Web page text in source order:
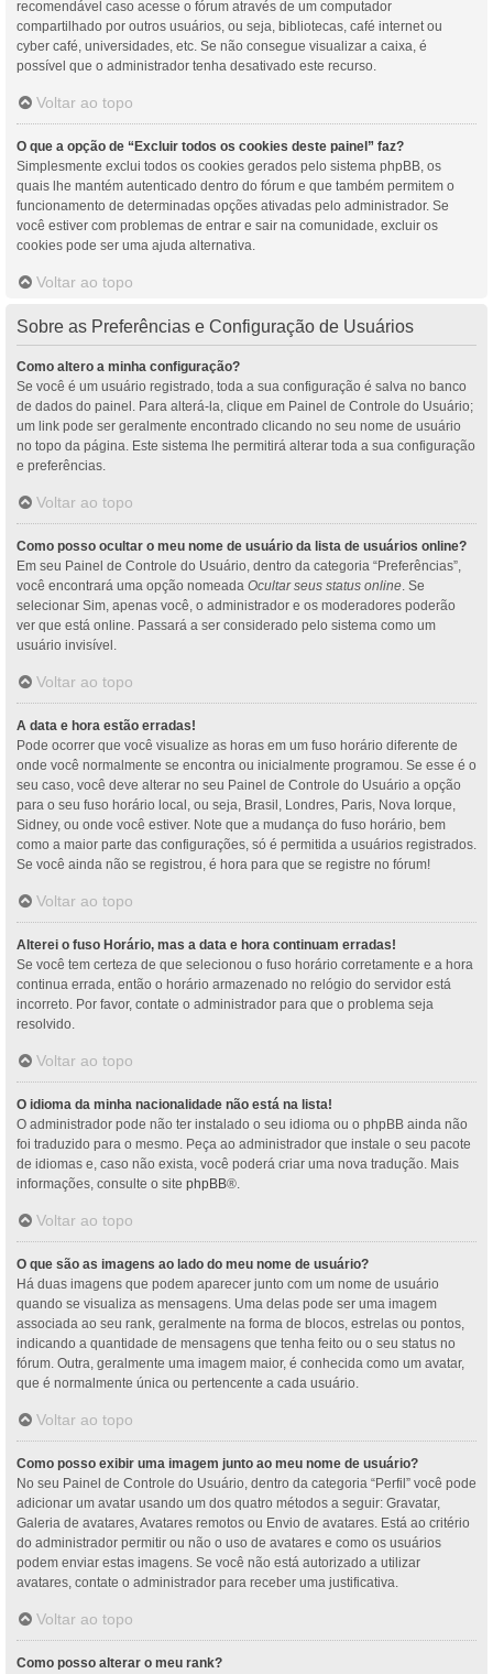
recomendável caso acesse o fórum através de um computador
compartilhado por outros usuários, ou seja, bibliotecas, café internet ou
cyber café, universidades, etc. Se não consegue visualizar a caixa, é
possível que o administrador tenha desativado este recurso.
Voltar ao topo
O que a opção de “Excluir todos os cookies deste painel” faz?
Simplesmente exclui todos os cookies gerados pelo sistema phpBB, os
quais lhe mantém autenticado dentro do fórum e que também permitem o
funcionamento de determinadas opções ativadas pelo administrador. Se
você estiver com problemas de entrar e sair na comunidade, excluir os
cookies pode ser uma ajuda alternativa.
Voltar ao topo
Sobre as Preferências e Configuração de Usuários
Como altero a minha configuração?
Se você é um usuário registrado, toda a sua configuração é salva no banco
de dados do painel. Para alterá-la, clique em Painel de Controle do Usuário;
um link pode ser geralmente encontrado clicando no seu nome de usuário
no topo da página. Este sistema lhe permitirá alterar toda a sua configuração
e preferências.
Voltar ao topo
Como posso ocultar o meu nome de usuário da lista de usuários online?
Em seu Painel de Controle do Usuário, dentro da categoria “Preferências”,
você encontrará uma opção nomeada Ocultar seus status online. Se
selecionar Sim, apenas você, o administrador e os moderadores poderão
ver que está online. Passará a ser considerado pelo sistema como um
usuário invisível.
Voltar ao topo
A data e hora estão erradas!
Pode ocorrer que você visualize as horas em um fuso horário diferente de
onde você normalmente se encontra ou inicialmente programou. Se esse é o
seu caso, você deve alterar no seu Painel de Controle do Usuário a opção
para o seu fuso horário local, ou seja, Brasil, Londres, Paris, Nova Iorque,
Sidney, ou onde você estiver. Note que a mudança do fuso horário, bem
como a maior parte das configurações, só é permitida a usuários registrados.
Se você ainda não se registrou, é hora para que se registre no fórum!
Voltar ao topo
Alterei o fuso Horário, mas a data e hora continuam erradas!
Se você tem certeza de que selecionou o fuso horário corretamente e a hora
continua errada, então o horário armazenado no relógio do servidor está
incorreto. Por favor, contate o administrador para que o problema seja
resolvido.
Voltar ao topo
O idioma da minha nacionalidade não está na lista!
O administrador pode não ter instalado o seu idioma ou o phpBB ainda não
foi traduzido para o mesmo. Peça ao administrador que instale o seu pacote
de idiomas e, caso não exista, você poderá criar uma nova tradução. Mais
informações, consulte o site phpBB®.
Voltar ao topo
O que são as imagens ao lado do meu nome de usuário?
Há duas imagens que podem aparecer junto com um nome de usuário
quando se visualiza as mensagens. Uma delas pode ser uma imagem
associada ao seu rank, geralmente na forma de blocos, estrelas ou pontos,
indicando a quantidade de mensagens que tenha feito ou o seu status no
fórum. Outra, geralmente uma imagem maior, é conhecida como um avatar,
que é normalmente única ou pertencente a cada usuário.
Voltar ao topo
Como posso exibir uma imagem junto ao meu nome de usuário?
No seu Painel de Controle do Usuário, dentro da categoria “Perfil” você pode
adicionar um avatar usando um dos quatro métodos a seguir: Gravatar,
Galeria de avatares, Avatares remotos ou Envio de avatares. Está ao critério
do administrador permitir ou não o uso de avatares e como os usuários
podem enviar estas imagens. Se você não está autorizado a utilizar
avatares, contate o administrador para receber uma justificativa.
Voltar ao topo
Como posso alterar o meu rank?